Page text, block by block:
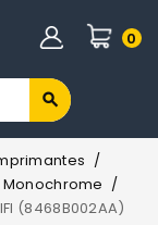
0
(8468B002AA)